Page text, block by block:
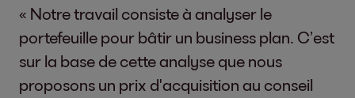
« Notre travail consiste à analyser le
portefeuille pour bâtir un business plan. C’est
sur la base de cette analyse que nous
proposons un prix d'acquisition au conseil